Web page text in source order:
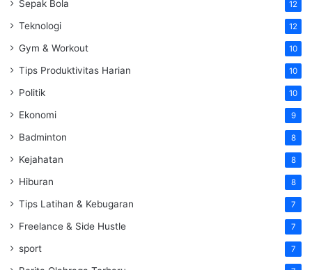
Sepak Bola 12
Teknologi 12
Gym & Workout 10
Tips Produktivitas Harian 10
Politik 10
Ekonomi 9
Badminton 8
Kejahatan 8
Hiburan 8
Tips Latihan & Kebugaran 7
Freelance & Side Hustle 7
sport 7